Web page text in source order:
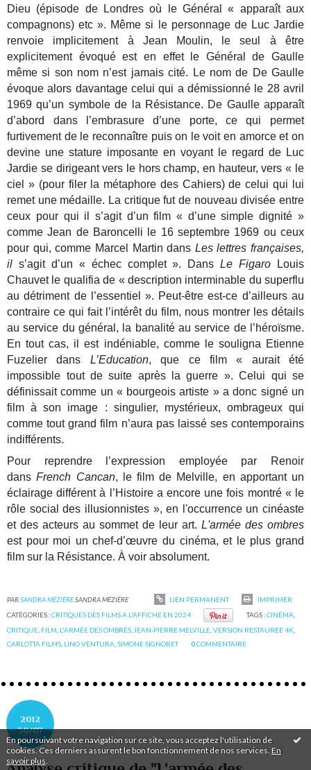
En poursuivant votre navigation sur ce site, vous acceptez l'utilisation de
cookies. Ces derniers assurent le bon fonctionnement de nos services. En
savoir plus
Dieu (épisode de Londres où le Général « apparaît aux
compagnons) etc ». Même si le personnage de Luc Jardie
renvoie implicitement à Jean Moulin, le seul à être
explicitement évoqué est en effet le Général de Gaulle
même si son nom n’est jamais cité. Le nom de De Gaulle
évoque alors davantage celui qui a démissionné le 28 avril
1969 qu’un symbole de la Résistance. De Gaulle apparaît
d’abord dans l’embrasure d’une porte, ce qui permet
furtivement de le reconnaître puis on le voit en amorce et on
devine une stature imposante en voyant le regard de Luc
Jardie se dirigeant vers le hors champ, en hauteur, vers « le
ciel » (pour filer la métaphore des Cahiers) de celui qui lui
remet une médaille. La critique fut de nouveau divisée entre
ceux pour qui il s’agit d’un film « d’une simple dignité »
comme Jean de Baroncelli le 16 septembre 1969 ou ceux
pour qui, comme Marcel Martin dans Les lettres françaises,
il s’agit d’un « échec complet ». DansLe Figaro Louis
Chauvet le qualifia de « description interminable du superflu
au détriment de l’essentiel ». Peut-être est-ce d’ailleurs au
contraire ce qui fait l’intérêt du film, nous montrer les détails
au service du général, la banalité au service de l’héroïsme.
En tout cas, il est indéniable, comme le souligna Etienne
Fuzelier dans L’Education, que ce film « aurait été
impossible tout de suite après la guerre ». Celui qui se
définissait comme un « bourgeois artiste » a donc signé un
film à son image : singulier, mystérieux, ombrageux qui
comme tout grand film n’aura pas laissé ses contemporains
indifférents.
Pour reprendre l’expression employée par Renoir
dansFrench Cancan, le film de Melville, en apportant un
éclairage différent à l’Histoire a encore une fois montré « le
rôle social des illusionnistes », en l'occurrence un cinéaste
et des acteurs au sommet de leur art. L'armée des ombres
est pour moi un chef-d’œuvre du cinéma, et le plus grand
film sur la Résistance. À voir absolument.
PARSANDRA MÉZIÈRESANDRA MÉZIÈRE LIEN PERMANENT
IMPRIMER
CATÉGORIES :CRITIQUES DES FILMS A L'AFFICHE EN 2024 TAGS :CINÉMA
CRITIQUE FILM L'ARMÉE DES OMBRES JEAN-PIERRE MELVILLE ,VERSION RESTAURÉE 4K
CARLOTTA FILMS LINO VENTURA ,SIMONE SIGNORET 0COMMENTAIRE
2012
30/07